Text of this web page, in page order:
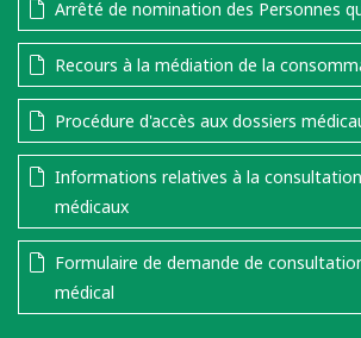
Arrêté de nomination des Personnes
Recours à la médiation de la
Procédure d'accès aux dossiers
Informations relatives à la
médicaux
Formulaire de demande de
médical